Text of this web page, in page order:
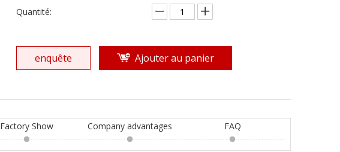
Quantité:
enquête Ajouter au panier
Factory Show Company advantages FAQ